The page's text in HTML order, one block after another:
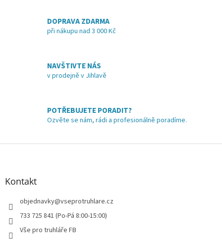
í
p
i
s
n
í
DOPRAVA ZDARMA
při nákupu nad 3 000 Kč
NAVŠTIVTE NÁS
v prodejně v Jihlavě
POTŘEBUJETE PORADIT?
Ozvěte se nám, rádi a profesionálně poradíme.
Z
Kontakt
objednavky@vseprotruhlare.cz
733 725 841 (Po-Pá 8:00-15:00)
Vše pro truhláře FB